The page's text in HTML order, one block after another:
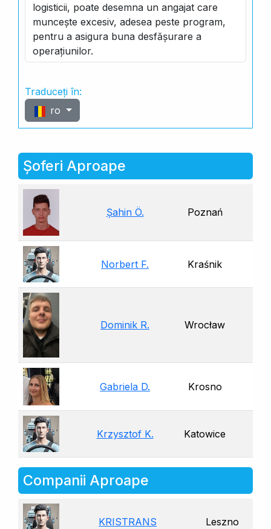
logisticii, poate desemna un angajat care
muncește excesiv, adesea peste program,
pentru a asigura buna desfășurare a
operațiunilor.
Traduceți în:
ro
Șoferi Aproape
Şahin Ö. Poznań
Norbert F. Kraśnik
Dominik R. Wrocław
Gabriela D. Krosno
Krzysztof K. Katowice
Companii Aproape
KRISTRANS Leszno